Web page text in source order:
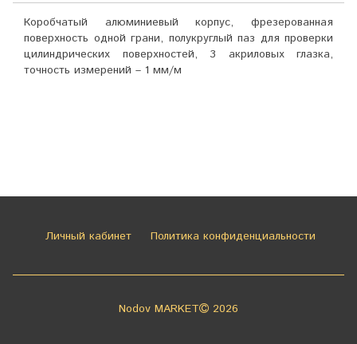
Коробчатый алюминиевый корпус, фрезерованная
поверхность одной грани, полукруглый паз для проверки
цилиндрических поверхностей, 3 акриловых глазка,
точность измерений – 1 мм/м
Личный кабинет Политика конфиденциальности
Nodov MARKET 2026